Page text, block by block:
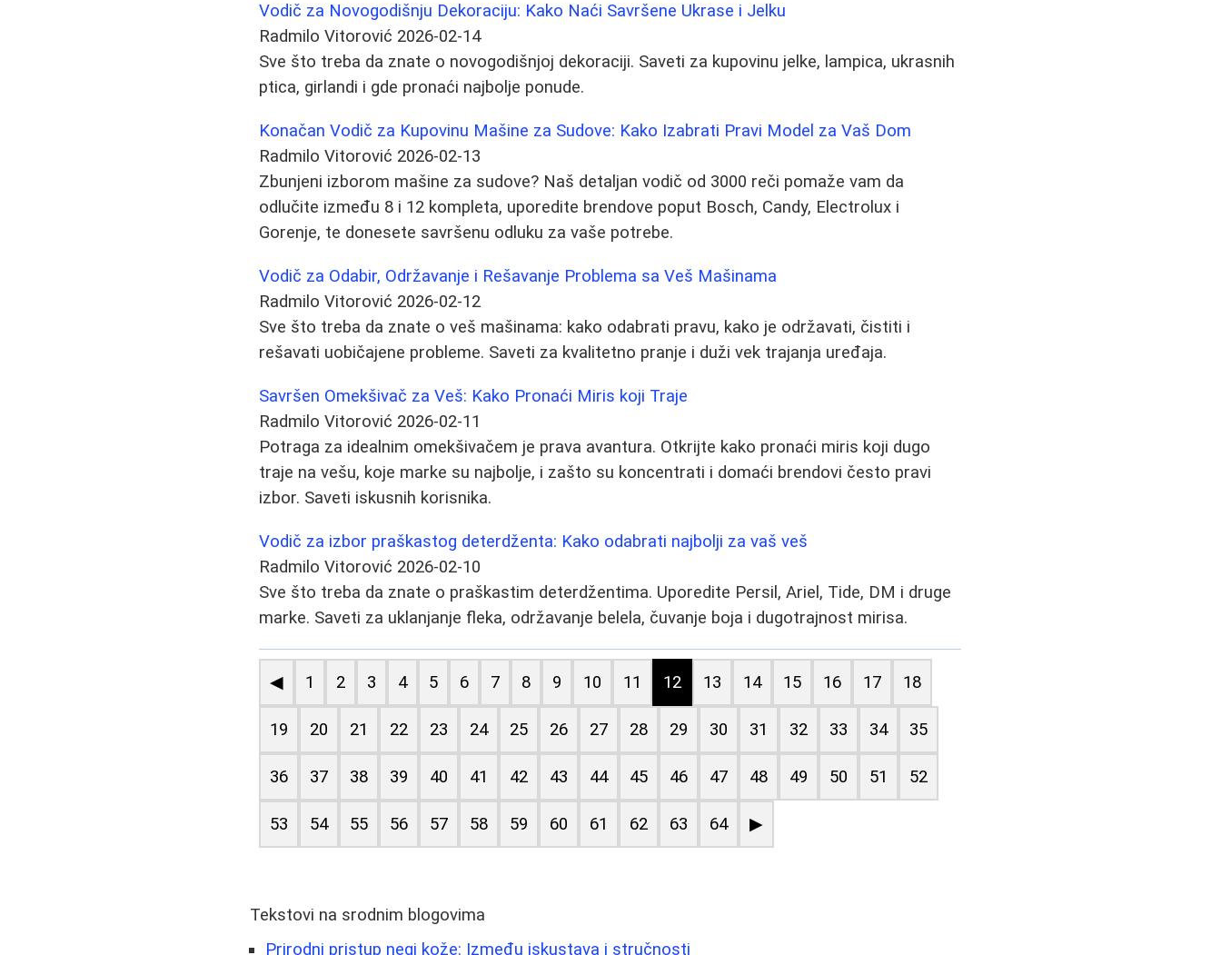
Vodič za Novogodišnju Dekoraciju: Kako Naći Savršene Ukrase i Jelku
Radmilo Vitorović 2026-02-14
Sve što treba da znate o novogodišnjoj dekoraciji. Saveti za kupovinu jelke, lampica, ukrasnih
ptica, girlandi i gde pronaći najbolje ponude.
Konačan Vodič za Kupovinu Mašine za Sudove: Kako Izabrati Pravi Model za Vaš Dom
Radmilo Vitorović 2026-02-13
Zbunjeni izborom mašine za sudove? Naš detaljan vodič od 3000 reči pomaže vam da
odlučite između 8 i 12 kompleta, uporedite brendove poput Bosch, Candy, Electrolux i
Gorenje, te donesete savršenu odluku za vaše potrebe.
Vodič za Odabir, Održavanje i Rešavanje Problema sa Veš Mašinama
Radmilo Vitorović 2026-02-12
Sve što treba da znate o veš mašinama: kako odabrati pravu, kako je održavati, čistiti i
rešavati uobičajene probleme. Saveti za kvalitetno pranje i duži vek trajanja uređaja.
Savršen Omekšivač za Veš: Kako Pronaći Miris koji Traje
Radmilo Vitorović 2026-02-11
Potraga za idealnim omekšivačem je prava avantura. Otkrijte kako pronaći miris koji dugo
traje na vešu, koje marke su najbolje, i zašto su koncentrati i domaći brendovi često pravi
izbor. Saveti iskusnih korisnika.
Vodič za izbor praškastog deterdženta: Kako odabrati najbolji za vaš veš
Radmilo Vitorović 2026-02-10
Sve što treba da znate o praškastim deterdžentima. Uporedite Persil, Ariel, Tide, DM i druge
marke. Saveti za uklanjanje fleka, održavanje belela, čuvanje boja i dugotrajnost mirisa.
◀ 1 2 3 4 5 6 7 8 9 10 11 12 13 14 15 16 17 18
19 20 21 22 23 24 25 26 27 28 29 30 31 32 33 34 35
36 37 38 39 40 41 42 43 44 45 46 47 48 49 50 51 52
53 54 55 56 57 58 59 60 61 62 63 64 ▶
Tekstovi na srodnim blogovima
Prirodni pristup negi kože: Između iskustava i stručnosti